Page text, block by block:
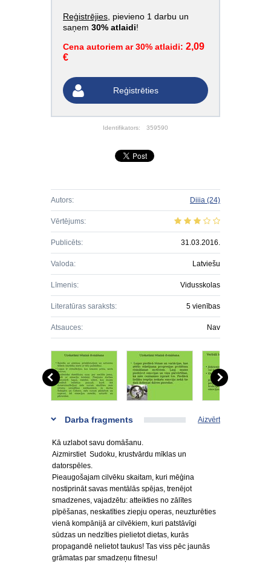
Reģistrējies , pievieno 1 darbu un
saņem 30% atlaidi!
Cena autoriem ar 30% atlaidi: 2,09
€
Reģistrēties
Identifikators: 359590
Autors: Diiia (24)
Vērtējums:
Publicēts: 31.03.2016.
Valoda: Latviešu
Līmenis: Vidusskolas
Literatūras saraksts: 5 vienības
Atsauces: Nav
Darba fragments Aizvērt
Kā uzlabot savu domāšanu.
Aizmirstiet Sudoku, krustvārdu mīklas un
datorspēles.
Pieaugošajam cilvēku skaitam, kuri mēģina
nostiprināt savas mentālās spējas, trenējot
smadzenes, vajadzētu: atteikties no zālītes
pīpēšanas, neskatīties ziepju operas, neuzturēties
vienā kompānijā ar cilvēkiem, kuri patstāvīgi
sūdzas un nedzīties pielietot dietas, kurās
propagandē nelietot taukus! Tas viss pēc jaunās
grāmatas par smadzeņu fitnesu!